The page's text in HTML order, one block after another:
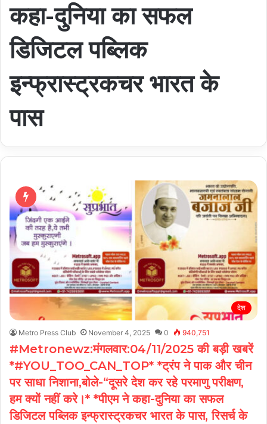
कहा-दुनिया का सफल
डिजिटल पब्लिक
इन्फ्रास्ट्रकचर भारत के
पास
देश
Metro Press Club November 4, 2025 0 940,751
#Metronewz:मंगलवार:04/11/2025 की बड़ी खबरें
*#YOU_TOO_CAN_TOP* *ट्रंप ने पाक और चीन
पर साधा निशाना,बोले-“दूसरे देश कर रहे परमाणु परीक्षण,
हम क्यों नहीं करे।* *पीएम ने कहा-दुनिया का सफल
डिजिटल पब्लिक इन्फ्रास्ट्रकचर भारत के पास, रिसर्च के